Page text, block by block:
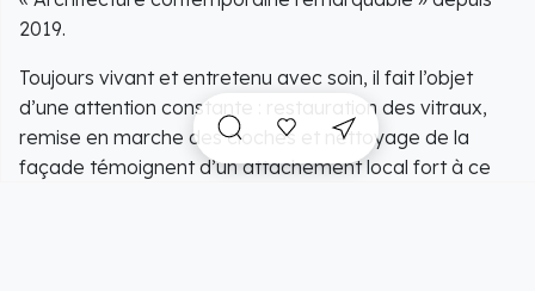
2019.
Toujours vivant et entretenu avec soin, il fait l’objet
d’une attention constante : restauration des vitraux,
remise en marche des cloches et nettoyage de la
façade témoignent d’un attachement local fort à ce